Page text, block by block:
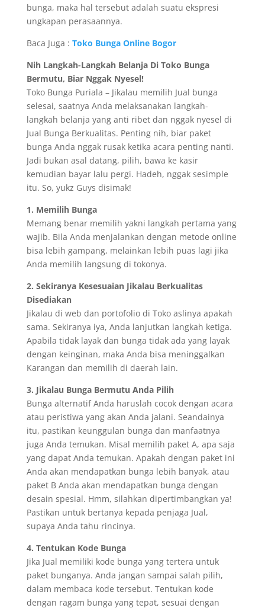
bunga, maka hal tersebut adalah suatu ekspresi
ungkapan perasaannya.
Baca Juga : Toko Bunga Online Bogor
Nih Langkah-Langkah Belanja Di Toko Bunga
Bermutu, Biar Nggak Nyesel!
Toko Bunga Puriala – Jikalau memilih Jual bunga
selesai, saatnya Anda melaksanakan langkah-
langkah belanja yang anti ribet dan nggak nyesel di
Jual Bunga Berkualitas. Penting nih, biar paket
bunga Anda nggak rusak ketika acara penting nanti.
Jadi bukan asal datang, pilih, bawa ke kasir
kemudian bayar lalu pergi. Hadeh, nggak sesimple
itu. So, yukz Guys disimak!
1. Memilih Bunga
Memang benar memilih yakni langkah pertama yang
wajib. Bila Anda menjalankan dengan metode online
bisa lebih gampang, melainkan lebih puas lagi jika
Anda memilih langsung di tokonya.
2. Sekiranya Kesesuaian Jikalau Berkualitas
Disediakan
Jikalau di web dan portofolio di Toko aslinya apakah
sama. Sekiranya iya, Anda lanjutkan langkah ketiga.
Apabila tidak layak dan bunga tidak ada yang layak
dengan keinginan, maka Anda bisa meninggalkan
Karangan dan memilih di daerah lain.
3. Jikalau Bunga Bermutu Anda Pilih
Bunga alternatif Anda haruslah cocok dengan acara
atau peristiwa yang akan Anda jalani. Seandainya
itu, pastikan keunggulan bunga dan manfaatnya
juga Anda temukan. Misal memilih paket A, apa saja
yang dapat Anda temukan. Apakah dengan paket ini
Anda akan mendapatkan bunga lebih banyak, atau
paket B Anda akan mendapatkan bunga dengan
desain spesial. Hmm, silahkan dipertimbangkan ya!
Pastikan untuk bertanya kepada penjaga Jual,
supaya Anda tahu rincinya.
4. Tentukan Kode Bunga
Jika Jual memiliki kode bunga yang tertera untuk
paket bunganya. Anda jangan sampai salah pilih,
dalam membaca kode tersebut. Tentukan kode
dengan ragam bunga yang tepat, sesuai dengan